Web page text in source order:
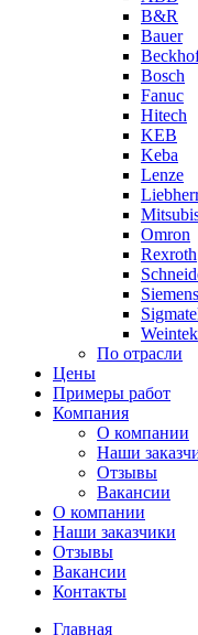
B&R
Bauer
Bosch
Fanuc
Hitech
KEB
Keba
Lenze
Omron
Rexroth
Siemens
Weintek
По отрасли
Цены
Примеры работ
Компания
О компании
Наши
Отзывы
Вакансии
О компании
Наши заказчики
Отзывы
Вакансии
Контакты
Главная